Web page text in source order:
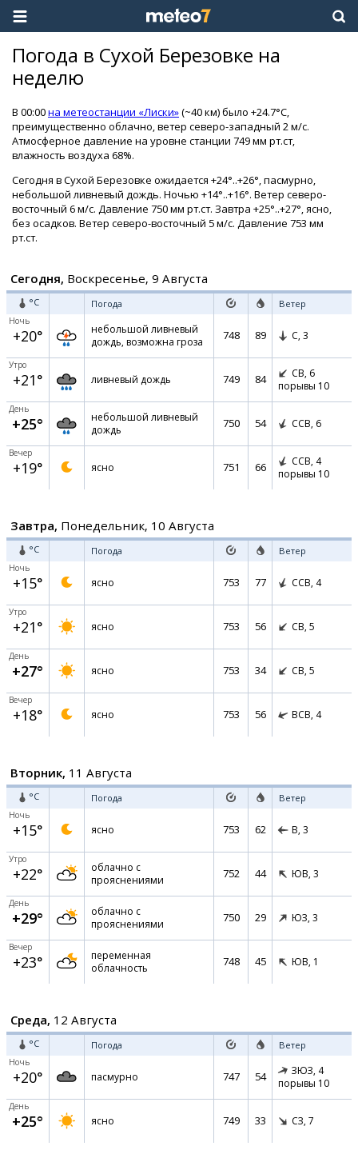
Погода в Сухой Березовке на
неделю
В 00:00на метеостанции «Лиски»(~40 км) было +24.7°C,
преимущественно облачно, ветер северо-западный 2 м/с.
Атмосферное давление на уровне станции 749 мм рт.ст,
влажность воздуха 68%.
Сегодня в Сухой Березовке ожидается +24°..+26°, пасмурно,
небольшой ливневый дождь. Ночью +14°..+16°. Ветер северо-
восточный 6 м/с. Давление 750 мм рт.ст. Завтра +25°..+27°, ясно,
без осадков. Ветер северо-восточный 5 м/с. Давление 753 мм
рт.ст.
Сегодня, Воскресенье, 9 Августа
°C Погода Ветер
Ночь
+20°
небольшой ливневый
дождь, возможна гроза
748 89 С, 3
Утро
+21° ливневый дождь 749 84 СВ, 6
порывы 10
День
+25°
небольшой ливневый
дождь
750 54 ССВ, 6
Вечер
+19° ясно 751 66 ССВ, 4
порывы 10
Завтра, Понедельник, 10 Августа
°C Погода Ветер
Ночь
+15° ясно 753 77 ССВ, 4
Утро
+21° ясно 753 56 СВ, 5
День
+27° ясно 753 34 СВ, 5
Вечер
+18° ясно 753 56 ВСВ, 4
Вторник, 11 Августа
°C Погода Ветер
Ночь
+15° ясно 753 62 В, 3
Утро
+22°
облачно с
прояснениями
752 44 ЮВ, 3
День
+29°
облачно с
прояснениями
750 29 ЮЗ, 3
Вечер
+23°
переменная
облачность
748 45 ЮВ, 1
Среда, 12 Августа
°C Погода Ветер
Ночь
+20° пасмурно 747 54 ЗЮЗ, 4
порывы 10
День
+25° ясно 749 33 СЗ, 7